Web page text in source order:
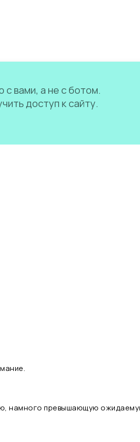
вами, а не с ботом.
доступ к сайту.
намного превышающую